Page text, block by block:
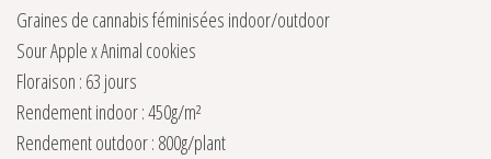
Graines de cannabis féminisées indoor/outdoor
Sour Apple x Animal cookies
Floraison : 63 jours
Rendement indoor : 450g/m²
Rendement outdoor : 800g/plant